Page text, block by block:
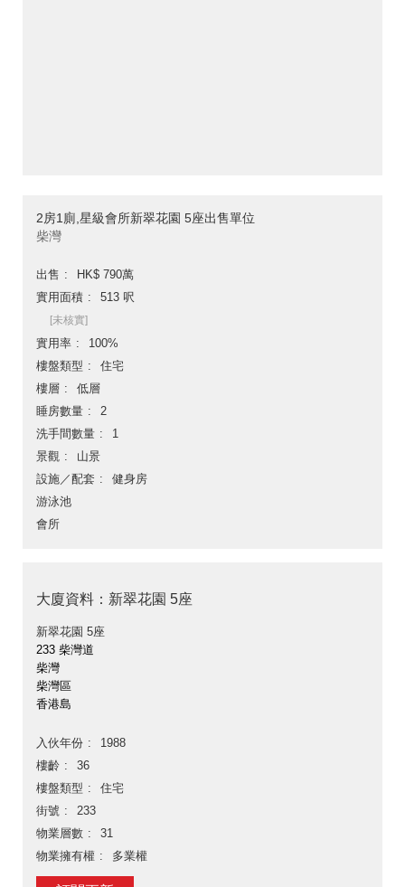
2房1廁,星級會所新翠花園 5座出售單位
柴灣
出售
HK$ 790萬
實用面積
513 呎
[未核實]
實用率
100%
樓盤類型
住宅
樓層
低層
睡房數量
2
洗手間數量
1
景觀
山景
設施／配套
健身房
游泳池
會所
大廈資料：新翠花園 5座
新翠花園 5座
233 柴灣道
柴灣
柴灣區
香港島
入伙年份
1988
樓齡
36
樓盤類型
住宅
街號
233
物業層數
31
物業擁有權
多業權